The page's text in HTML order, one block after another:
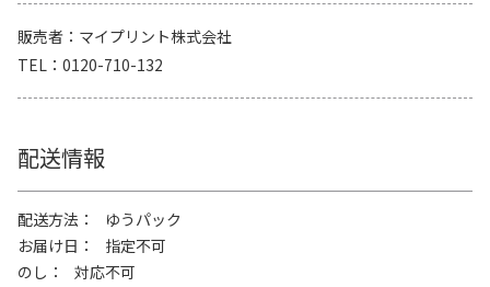
販売者
マイプリント株式会社
TEL
0120-710-132
配送情報
配送方法
ゆうパック
お届け日
指定不可
のし
対応不可